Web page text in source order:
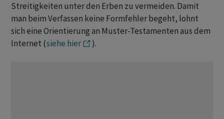
Streitigkeiten unter den Erben zu vermeiden. Damit
man beim Verfassen keine Formfehler begeht, lohnt
sich eine Orientierung an Muster-Testamenten aus dem
Internet (siehe hier ).